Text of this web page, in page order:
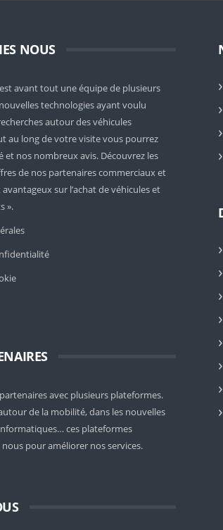
NOUS
avant tout une équipe de plusieurs
technologies ayant voulu
autour des véhicules
au long de votre visite vous pourrez
et nos nombreux avis. Découvrez les
de nos partenaires commerciaux et
sur l’achat de véhicules et
».
avec plusieurs plateformes.
de la mobilité, dans les nouvelles
ces plateformes
pour améliorer nos services.